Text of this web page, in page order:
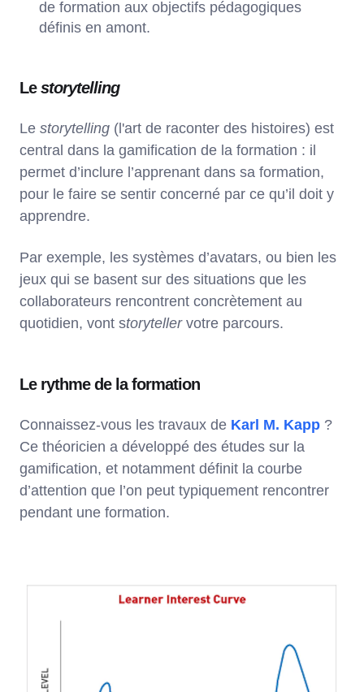
de formation aux objectifs pédagogiques
définis en amont.
Lestorytelling
Le storytelling (l'art de raconter des histoires) est
central dans la gamification de la formation : il
permet d’inclure l’apprenant dans sa formation,
pour le faire se sentir concerné par ce qu’il doit y
apprendre.
Par exemple, les systèmes d’avatars, ou bien les
jeux qui se basent sur des situations que les
collaborateurs rencontrent concrètement au
quotidien, vont storytellervotre parcours.
Le rythme de la formation
Connaissez-vous les travaux de Karl M. Kapp ?
Ce théoricien a développé des études sur la
gamification, et notamment définit la courbe
d’attention que l’on peut typiquement rencontrer
pendant une formation.